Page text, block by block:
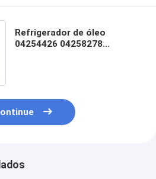
Refrigerador de óleo
04254426 04258278